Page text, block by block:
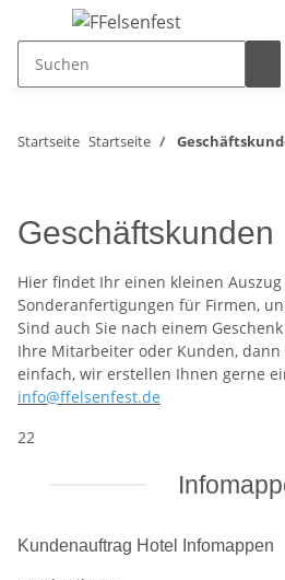
Startseite Startseite
Geschäftskunden
Hier findet Ihr einen kleinen
Sonderanfertigungen für Firmen,
Sind auch Sie nach einem
Ihre Mitarbeiter oder Kunden, dann
einfach, wir erstellen Ihnen gerne
info@ffelsenfest.de
22
Kundenauftrag Hotel Infomappen